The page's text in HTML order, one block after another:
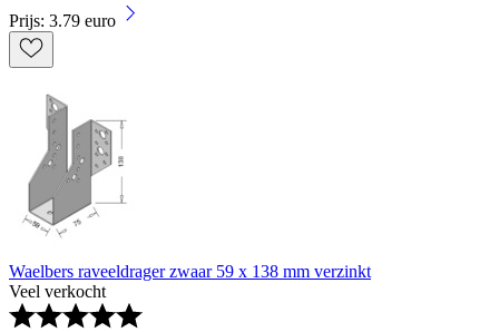
Prijs: 3.79 euro
Waelbers raveeldrager zwaar 59 x 138 mm verzinkt
Veel verkocht